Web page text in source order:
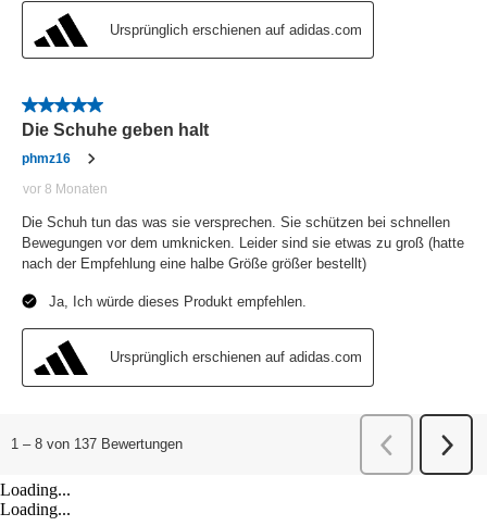
Loading...
Loading...